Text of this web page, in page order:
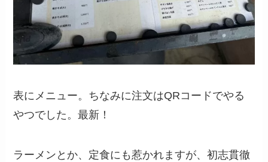
表にメニュー。ちなみに注文はQRコードでやる
やつでした。最新！
ラーメンとか、定食にも惹かれますが、初志貫徹